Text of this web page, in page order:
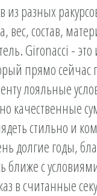
разных
состав,
Gironacci -
прямо сейчас
лояльные
качественные
стильно и
долгие годы,
ближе с
в считанные